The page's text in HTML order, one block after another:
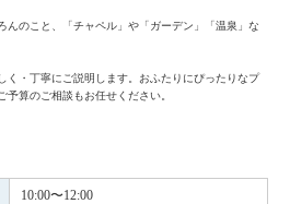
んのこと、「チャペル」や「ガーデン」「温泉」な
く・丁寧にご説明します。おふたりにぴったりなプ
算のご相談もお任せください。
10:00〜12:00